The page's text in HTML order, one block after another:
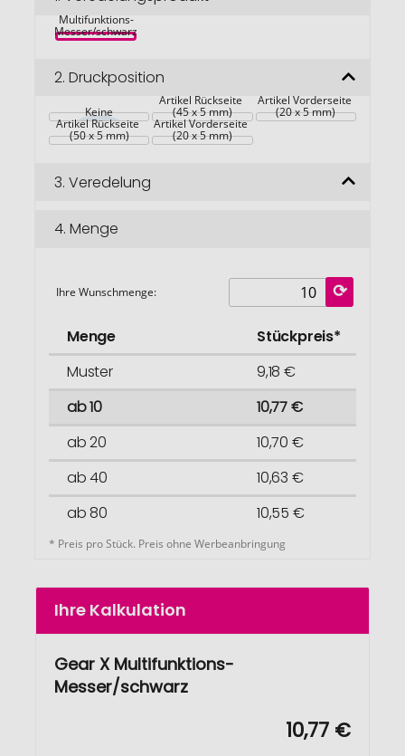
springenMultifunktions-
Messer/schwarz
2. Druckposition
Keine
Artikel Rückseite
(45 x 5 mm)
Artikel Vorderseite
(20 x 5 mm)
Artikel Rückseite
(50 x 5 mm)
Artikel Vorderseite
(20 x 5 mm)
3. Veredelung
4. Menge
Ihre Wunschmenge:
Menge
Stückpreis*
Muster
9,18 €
ab 10
10,77 €
ab 20
10,70 €
ab 40
10,63 €
ab 80
10,55 €
* Preis pro Stück. Preis ohne Werbeanbringung
Ihre Kalkulation
Gear X Multifunktions-
Messer/schwarz
10,77 €